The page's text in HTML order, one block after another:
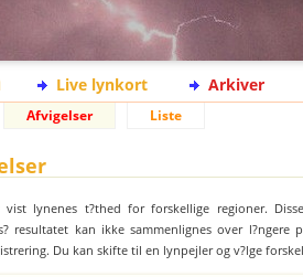
Live lynkort Arkiver
Afvigelser Liste
lynenes t?thed for forskellige regioner.
resultatet kan ikke sammenlignes over
Du kan skifte til en lynpejler og v?lge